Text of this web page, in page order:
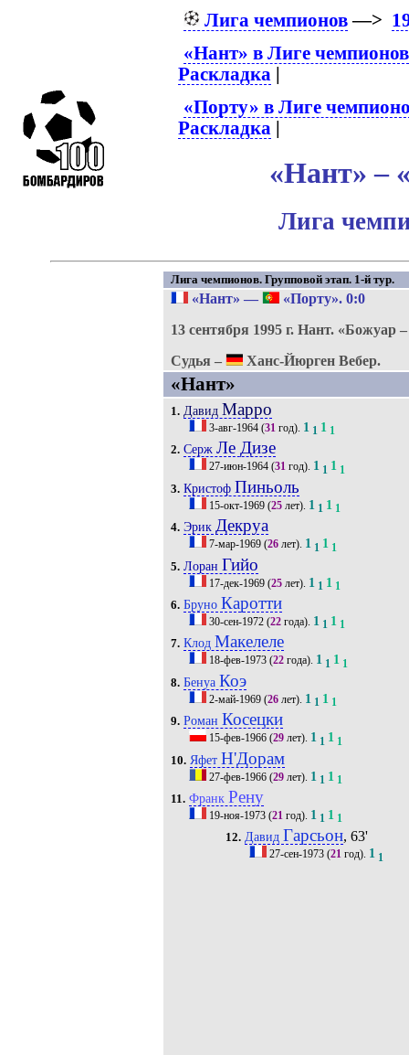
Лига чемпионов—>
«Нант» в Лиге чемпионов
Раскладка
«Порту» в Лиге
Раскладка |
«Нант» –
Лига
Лига чемпионов. Групповой этап. 1-й тур.
«Нант» — «Порту». 0:0
13 сентября 1995 г. Нант. «Божуар
Судья –
Ханс-Йюрген Вебер.
«Нант»
1. Давид Марро
3-авг-1964(31год). 1 1 1 1
2. Серж Ле Дизе
27-июн-1964(31год). 1 1 1 1
3. Кристоф Пиньоль
15-окт-1969(25лет). 1 1 1 1
4. Эрик Декруа
7-мар-1969(26лет). 1 1 1 1
5. Лоран Гийо
17-дек-1969(25лет). 1 1 1 1
6. Бруно Каротти
30-сен-1972(22года). 1 1 1 1
7. Клод Макелеле
18-фев-1973(22года). 1 1 1 1
8. Бенуа Коэ
2-май-1969(26лет). 1 1 1 1
9. Роман Косецки
15-фев-1966(29лет). 1 1 1 1
10. Яфет Н'Дорам
27-фев-1966(29лет). 1 1 1 1
11. Франк Рену
19-ноя-1973(21год). 1 1 1 1
12. Давид Гарсьон, 63'
27-сен-1973 (21 год). 1 1